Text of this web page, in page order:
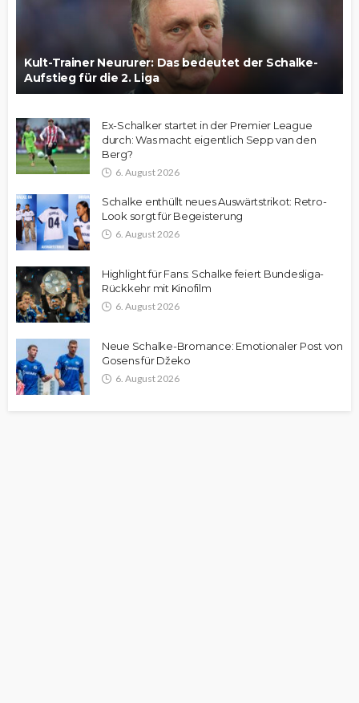
Kult-Trainer Neururer: Das bedeutet der Schalke-
Aufstieg für die 2. Liga
Ex-Schalker startet in der Premier League
durch: Was macht eigentlich Sepp van den
Berg?
6. August 2026
Schalke enthüllt neues Auswärtstrikot: Retro-
Look sorgt für Begeisterung
6. August 2026
Highlight für Fans: Schalke feiert Bundesliga-
Rückkehr mit Kinofilm
6. August 2026
Neue Schalke-Bromance: Emotionaler Post von
Gosens für Džeko
6. August 2026